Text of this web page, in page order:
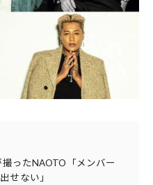
ったNAOTO「メンバー
せない」